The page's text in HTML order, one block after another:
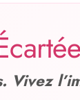
Vivez